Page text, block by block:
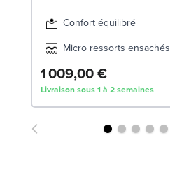
Confort équilibré
Micro ressorts ensachés
1 009,00 €
Livraison sous 1 à 2 semaines